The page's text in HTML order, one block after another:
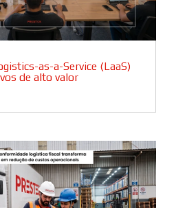
as-a-Service (LaaS)
de alto valor